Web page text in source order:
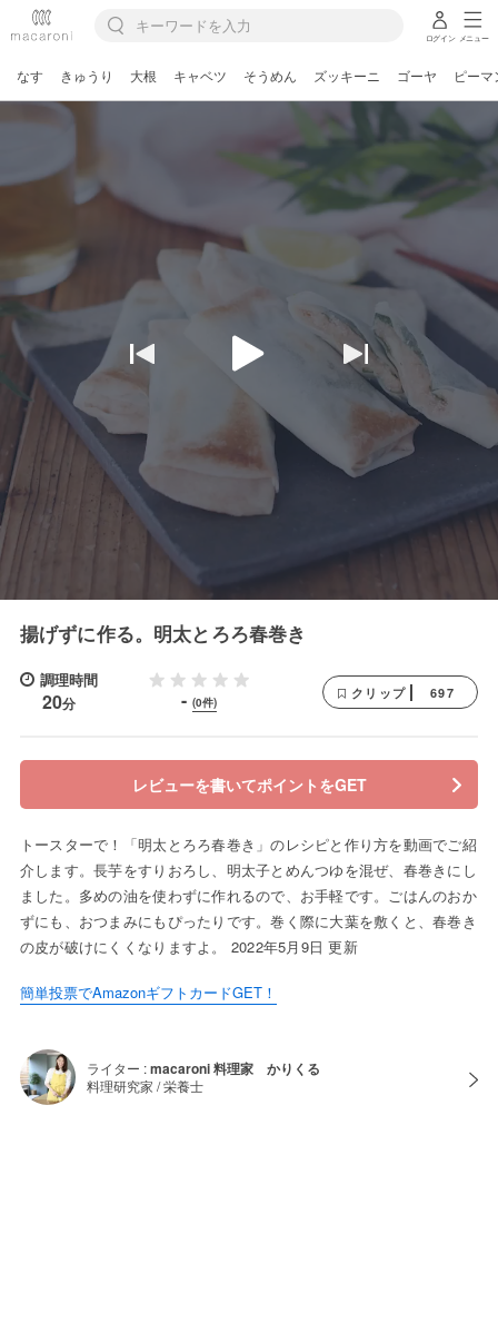
ログイン メニュー
なす きゅうり 大根 キャベツ そうめん ズッキーニ ゴーヤ ピーマ
揚げずに作る。明太とろろ春巻き
調理時間
20分 - (0件)
クリップ 697
レビューを書いてポイントをGET
トースターで！「明太とろろ春巻き」のレシピと作り方を動画でご紹
介します。長芋をすりおろし、明太子とめんつゆを混ぜ、春巻きにし
ました。多めの油を使わずに作れるので、お手軽です。ごはんのおか
ずにも、おつまみにもぴったりです。巻く際に大葉を敷くと、春巻き
の皮が破けにくくなりますよ。 2022年5月9日 更新
簡単投票でAmazonギフトカードGET！
ライター :macaroni 料理家 かりくる
料理研究家 / 栄養士